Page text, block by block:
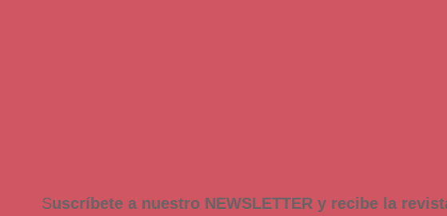
Suscríbete a nuestro NEWSLETTER y recibe la